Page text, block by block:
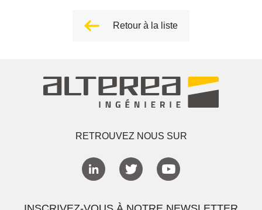
Retour à la liste
RETROUVEZ NOUS SUR